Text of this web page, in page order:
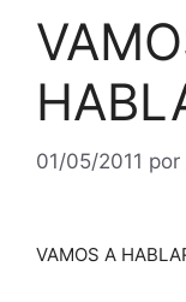
01/05/2011 por
VAMOS A